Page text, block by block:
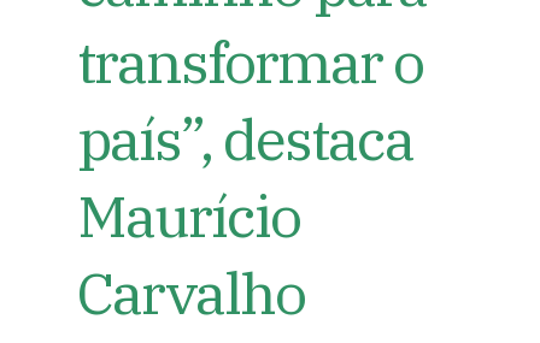
transformar o
país”, destaca
Maurício
Carvalho